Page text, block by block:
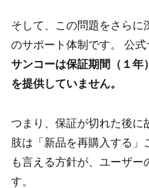
そして、この問題をさらに
のサポート体制です。 公式
サンコーは保証期間（１年
を提供していません。
つまり、保証が切れた後に
肢は「新品を再購入する」
も言える方針が、ユーザー
す。